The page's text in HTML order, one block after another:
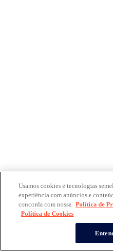
Usamos cookies e tecnologias
experiência com anúncios e
concorda com nossa Política de
Política de Cookies